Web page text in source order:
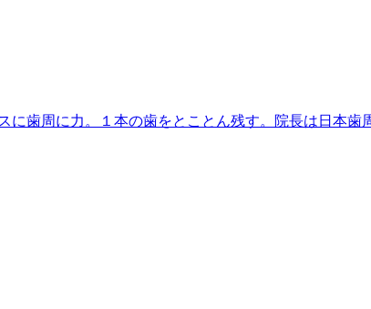
に歯周に力。１本の歯をとことん残す。院長は日本